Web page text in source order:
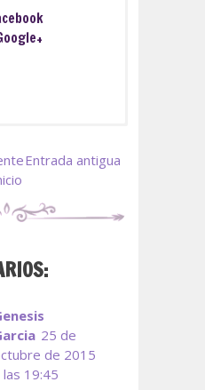
Entrada antigua
25 de
de 2015
las 19:45